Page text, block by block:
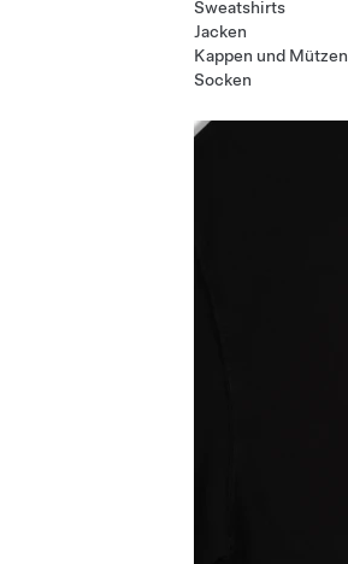
Sweatshirts
Jacken
Kappen und Mützen
Socken